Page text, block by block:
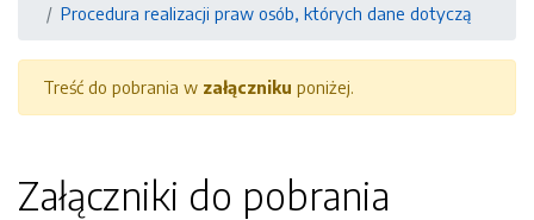
Procedura realizacji praw osób, których dane dotyczą
Treść do pobrania w załączniku poniżej.
Załączniki do pobrania